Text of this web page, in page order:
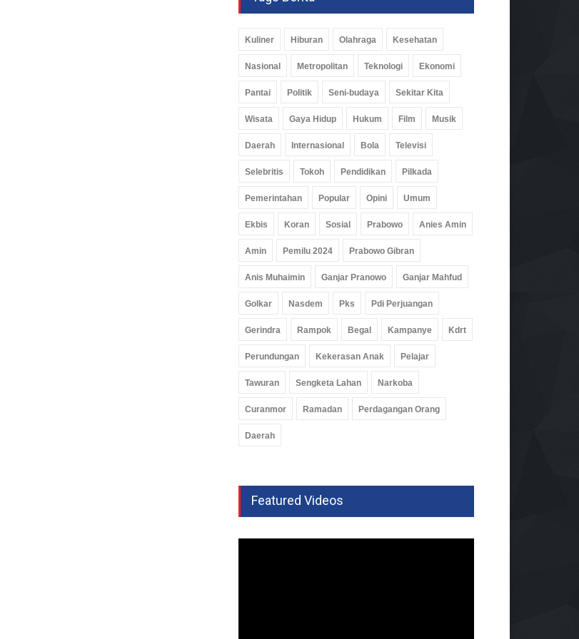
Kuliner Hiburan Olahraga Kesehatan
Nasional Metropolitan Teknologi Ekonomi
Pantai Politik Seni-budaya Sekitar Kita
Wisata Gaya Hidup Hukum Film Musik
Daerah Internasional Bola Televisi
Selebritis Tokoh Pendidikan Pilkada
Pemerintahan Popular Opini Umum
Ekbis Koran Sosial Prabowo Anies Amin
Amin Pemilu 2024 Prabowo Gibran
Anis Muhaimin Ganjar Pranowo Ganjar Mahfud
Golkar Nasdem Pks Pdi Perjuangan
Gerindra Rampok Begal Kampanye Kdrt
Perundungan Kekerasan Anak Pelajar
Tawuran Sengketa Lahan Narkoba
Curanmor Ramadan Perdagangan Orang
Daerah
Featured Videos